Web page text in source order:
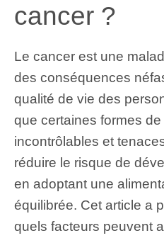
cancer ?
Le cancer est une
des conséquences
qualité de vie des
que certaines formes
incontrôlables et
réduire le risque de
en adoptant une
équilibrée. Cet article a
quels facteurs peuvent